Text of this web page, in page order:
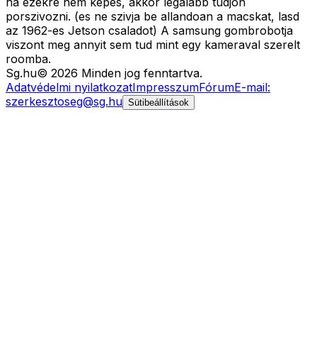
porszivozni. (es ne szivja be allandoan a macskat, lasd
az 1962-es Jetson csaladot) A samsung gombrobotja
viszont meg annyit sem tud mint egy kameraval szerelt
roomba.
Sg.hu© 2026 Minden jog fenntartva.
Adatvédelmi nyilatkozatImpresszumFórumE-mail:
szerkesztoseg@sg.hu Sütibeállítások